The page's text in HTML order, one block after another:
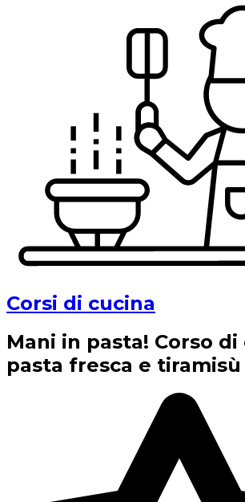
Corsi di cucina
Mani in pasta! Corso di
pasta fresca e tiramisù